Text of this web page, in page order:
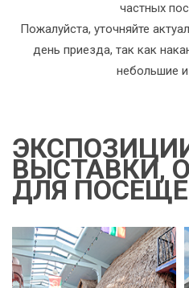
частных
Пожалуйста, уточняйте
день приезда, так как
небольшие
ВЫСТАВКИ,
ДЛЯ